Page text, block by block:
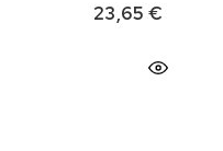
23,65 €